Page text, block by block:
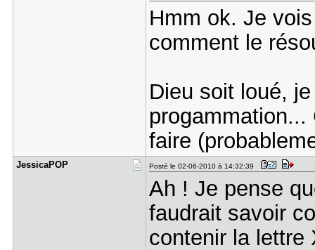
Hmm ok. Je
comment le
Dieu soit loué,
faire
JessicaPOP Posté le 02-06-2010 à 14:32:39
Ah ! Je pense
faudrait savoir
contenir la lettre